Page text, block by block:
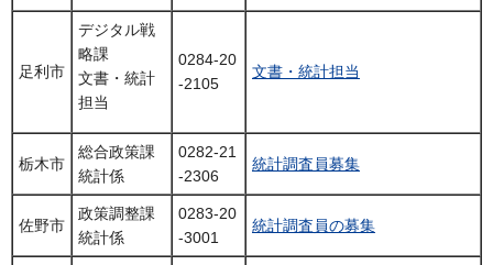
足利市
デジタル戦
略課
文書・統計
担当
0284-20
-2105
文書・統計担当
栃木市
総合政策課
統計係
0282-21
-2306
統計調査員募集
佐野市
政策調整課
統計係
0283-20
-3001
統計調査員の募集